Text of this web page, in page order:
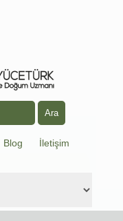
Blog
İletişim